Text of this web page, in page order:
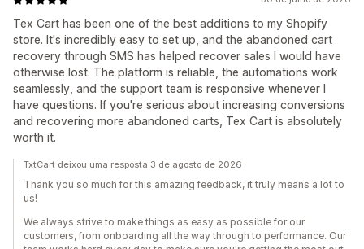
Tex Cart has been one of the best additions to my Shopify
store. It's incredibly easy to set up, and the abandoned cart
recovery through SMS has helped recover sales I would have
otherwise lost. The platform is reliable, the automations work
seamlessly, and the support team is responsive whenever I
have questions. If you're serious about increasing conversions
and recovering more abandoned carts, Tex Cart is absolutely
worth it.
TxtCart deixou uma resposta 3 de agosto de 2026
Thank you so much for this amazing feedback, it truly means a lot to
us!
We always strive to make things as easy as possible for our
customers, from onboarding all the way through to performance. Our